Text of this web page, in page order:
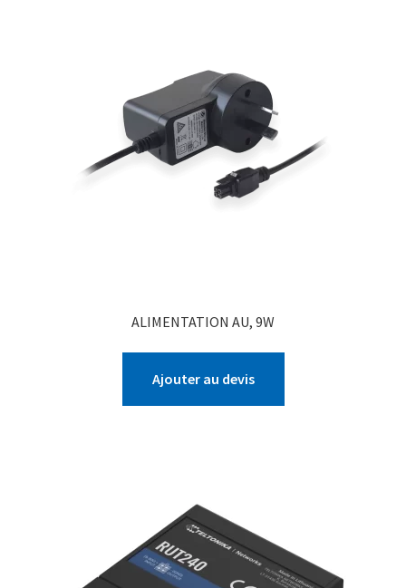
ALIMENTATION AU, 9W
Ajouter au devis